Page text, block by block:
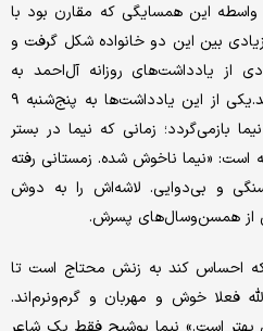
این‌ همسایگی که مقارن بود با
بین این دو خانواده شکل گرفت و
یادداشت‌های روزانه‌‌ آل‌احمد به
احوالات پدر شعر نو اختصاص یابد.یکی از این یادداشت‌ها به پنج‌شنبه ۹
باز‌می‌گردد؛ زمانی که نیما در بستر
است: «نیما ناخوش شده. زمستانی رفته
و بی‌دوایی. لاشه‌اش را به دوش
از همسن‌و‌سال‌های پسرش.
که احساس کند به زنش محتاج است تا
فعلا خوش و مهربان و گرم‌و‌نرم‌اند.